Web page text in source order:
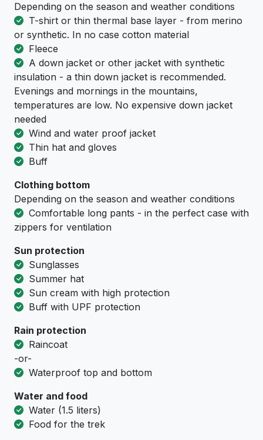
Depending on the season and weather conditions
T-shirt or thin thermal base layer - from merino
or synthetic. In no case cotton material
Fleece
A down jacket or other jacket with synthetic
insulation - a thin down jacket is recommended.
Evenings and mornings in the mountains,
temperatures are low. No expensive down jacket
needed
Wind and water proof jacket
Thin hat and gloves
Buff
Clothing bottom
Depending on the season and weather conditions
Comfortable long pants - in the perfect case with
zippers for ventilation
Sun protection
Sunglasses
Summer hat
Sun cream with high protection
Buff with UPF protection
Rain protection
Raincoat
-or-
Waterproof top and bottom
Water and food
Water (1.5 liters)
Food for the trek